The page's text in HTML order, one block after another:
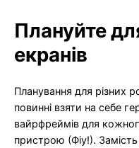
Плануйте
екранів
Планування для різних
повинні взяти на себе
вайрфреймів для
пристрою (Фіу!).